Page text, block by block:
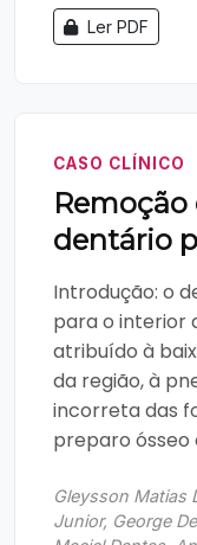
Ler PDF
CASO CLÍNICO
dentário
Introdução: o
para o interior
atribuído à
da região, à
incorreta das
preparo ósseo
Gleysson Matias
Junior, George